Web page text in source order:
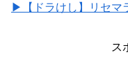
▶【ドラけし】リセマ
ス